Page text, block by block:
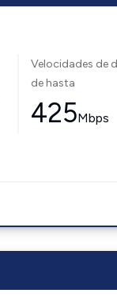
Velocidades de
de hasta
425Mbps